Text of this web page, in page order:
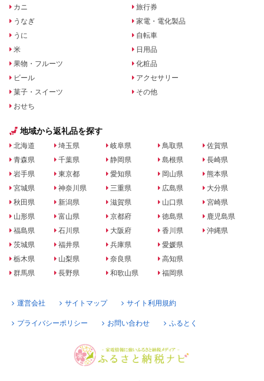
カニ
うなぎ
うに
米
果物・フルーツ
ビール
菓子・スイーツ
おせち
旅行券
家電・電化製品
自転車
日用品
化粧品
アクセサリー
その他
地域から返礼品を探す
北海道
青森県
岩手県
宮城県
秋田県
山形県
福島県
茨城県
栃木県
群馬県
埼玉県
千葉県
東京都
神奈川県
新潟県
富山県
石川県
福井県
山梨県
長野県
岐阜県
静岡県
愛知県
三重県
滋賀県
京都府
大阪府
兵庫県
奈良県
和歌山県
鳥取県
島根県
岡山県
広島県
山口県
徳島県
香川県
愛媛県
高知県
福岡県
佐賀県
長崎県
熊本県
大分県
宮崎県
鹿児島県
沖縄県
運営会社 サイトマップ サイト利用規約
プライバシーポリシー お問い合わせ ふるとく